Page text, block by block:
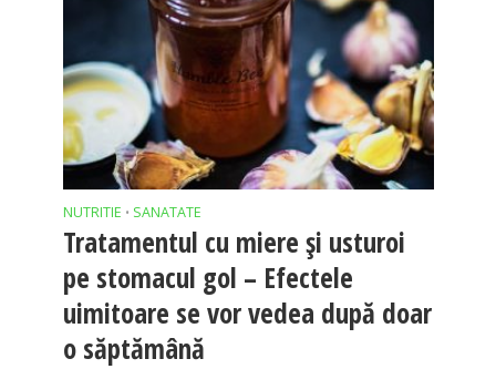
NUTRITIE • SANATATE
Tratamentul cu miere și usturoi
pe stomacul gol – Efectele
uimitoare se vor vedea după doar
o săptămână